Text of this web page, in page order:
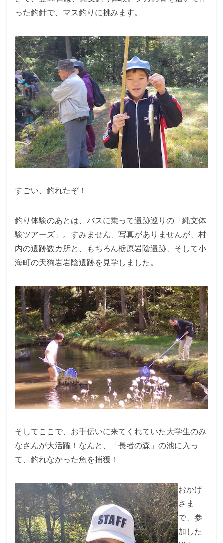
った釣針で、マス釣りに挑みます。
すごい、釣れたぞ！
釣り体験のあとは、バスに乗って遺跡巡りの「縄文体
験ツアーズ」。すみません、写真がありませんが、村
内の遺跡数カ所と、もちろん栃原岩陰遺跡、そして小
海町の天狗岩岩陰遺跡を見学しました。
そしてここで、お手伝いに来てくれていた大学生のみ
なさんが大活躍！なんと、「長者の森」の池に入っ
て、釣れなかった魚を捕獲！
おかげ
さま
で、参
加した